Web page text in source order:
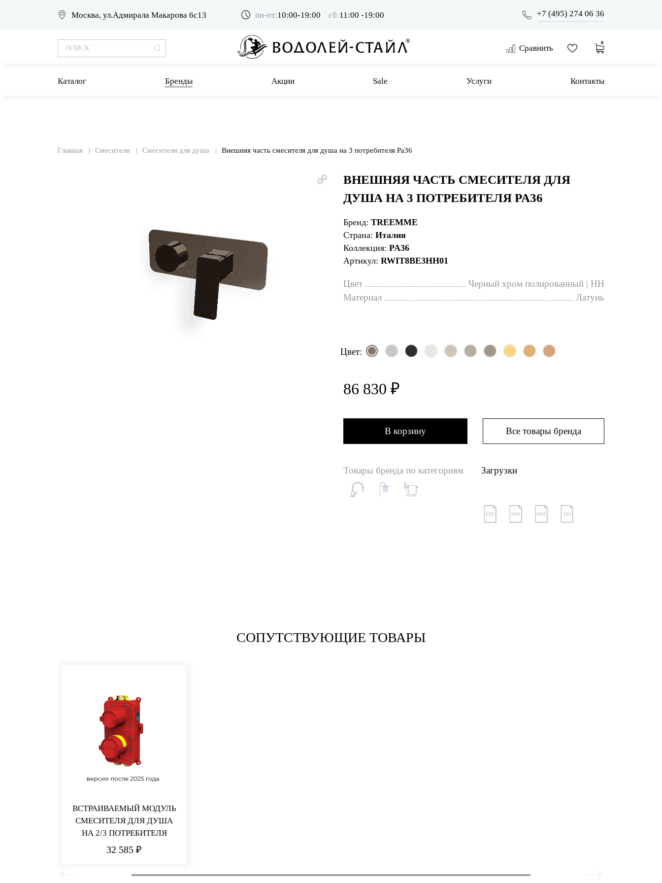
Москва, ул.Адмирала Макарова 6с13 пн-пт:10:00-19:00 сб:11:00 -19:00 +7 (495) 274 06 36
Сравнить
0
Каталог Бренды Акции Sale Услуги Контакты
Главная Смесители Смесители для душа Внешняя часть смесителя для душа на 3 потребителя Pa36
ВНЕШНЯЯ ЧАСТЬ СМЕСИТЕЛЯ ДЛЯ
ДУША НА 3 ПОТРЕБИТЕЛЯ PA36
Бренд: TREEMME
Страна: Италия
Коллекция: PA36
Артикул: RWIT8BE3HH01
Цвет
Черный хром полированный | HH
Материал
Латунь
Цвет:
86 830 ₽
В корзину Все товары бренда
Товары бренда по категориям Загрузки
PDF PDF PDF 3DS
СОПУТСТВУЮЩИЕ ТОВАРЫ
ВСТРАИВАЕМЫЙ МОДУЛЬ
СМЕСИТЕЛЯ ДЛЯ ДУША
НА 2/3 ПОТРЕБИТЕЛЯ
32 585 ₽